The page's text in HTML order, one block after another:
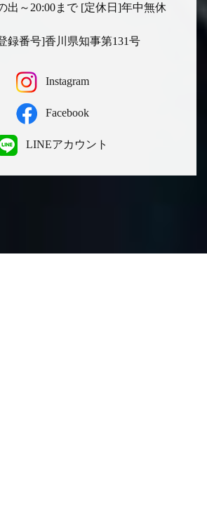
出～20:00まで [定休日]年中無休
録番号]香川県知事第131号
Instagram
Facebook
LINEアカウント